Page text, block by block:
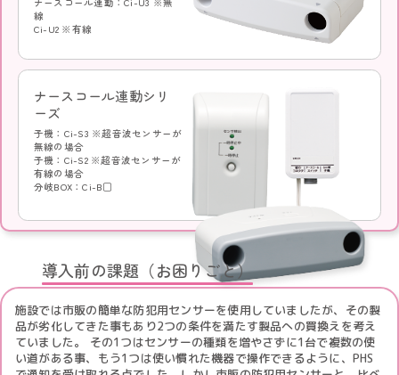
線
Ci-U2 ※有線
ナースコール連動シリ
ーズ
子機：Ci-S3 ※超音波センサーが
無線の場合
子機：Ci-S2 ※超音波センサーが
有線の場合
分岐BOX：Ci-B□
導入前の課題（お困りごと）
施設では市販の簡単な防犯用センサーを使用していましたが、その製
品が劣化してきた事もあり2つの条件を満たす製品への買換えを考え
ていました。 その1つはセンサーの種類を増やさずに1台で複数の使
い道がある事、もう1つは使い慣れた機器で操作できるように、PHS